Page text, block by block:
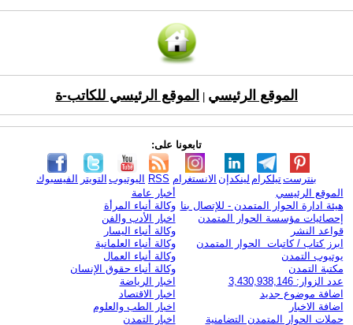
الموقع الرئيسي الموقع الرئيسي للكاتب-ة
تابعونا على:
الفيسبوك التويتر اليوتيوب RSS الانستغرام لينكدإن تيلكرامبنترست
الموقع الرئيسي
هيئة ادارة الحوار المتمدن - للإتصال بنا
إحصائيات مؤسسة الحوار المتمدن
قواعد النشر
ابرز كتاب / كاتبات الحوار المتمدن
يوتيوب التمدن
مكتبة التمدن
عدد الزوار: 3,430,938,146
اضافة موضوع جديد
اضافة الاخبار
حملات الحوار المتمدن التضامنية
أخبار عامة
وكالة أنباء المرأة
اخبار الأدب والفن
وكالة أنباء اليسار
وكالة أنباء العلمانية
وكالة أنباء العمال
وكالة أنباء حقوق الإنسان
اخبار الرياضة
اخبار الاقتصاد
اخبار الطب والعلوم
اخبار التمدن